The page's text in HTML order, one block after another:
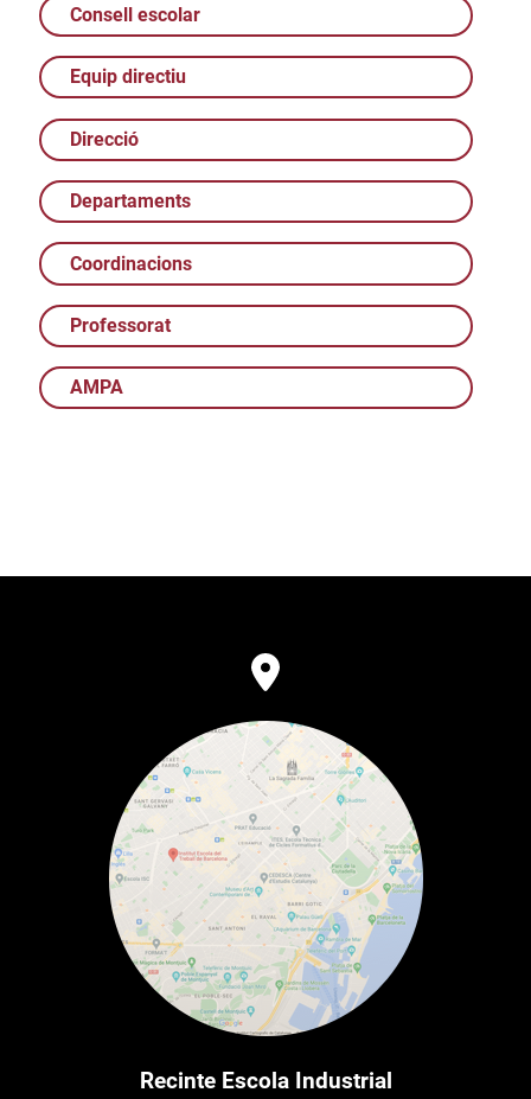
Consell escolar
Equip directiu
Direcció
Departaments
Coordinacions
Professorat
AMPA
Recinte Escola Industrial